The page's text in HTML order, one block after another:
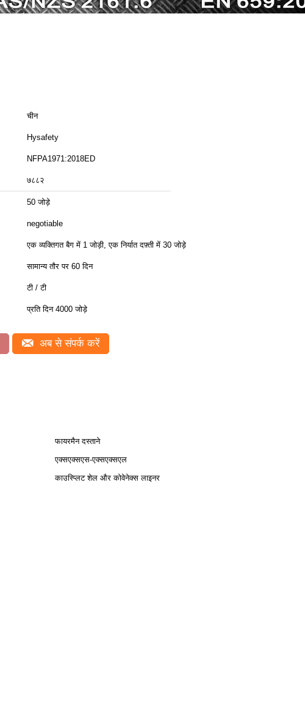
चीन
Hysafety
NFPA1971:2018ED
७८८२
50 जोड़े
negotiable
एक व्यक्तिगत बैग में 1 जोड़ी, एक निर्यात दफ़्ती में 30 जोड़े
सामान्य तौर पर 60 दिन
टी / टी
प्रति दिन 4000 जोड़े
अब से संपर्क करें
फायरमैन दस्ताने
एक्सएक्सएस-एक्सएक्सएल
काउस्प्लिट शेल और कोवेनेक्स लाइनर